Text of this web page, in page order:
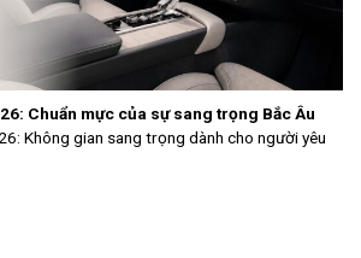
Chuẩn mực của sự sang trọng Bắc Âu
Không gian sang trọng dành cho người yêu